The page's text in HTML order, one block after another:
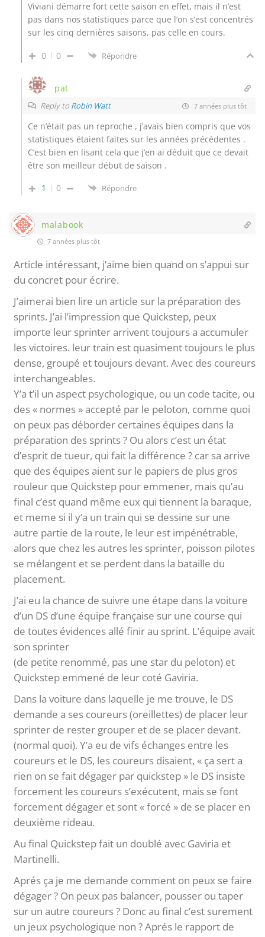
Viviani démarre fort cette saison en effet, mais il n’est
pas dans nos statistiques parce que l’on s’est concentrés
sur les cinq dernières saisons, pas celle en cours.
0 0 Répondre
pat
Reply to Robin Watt 7 années plus tôt
Ce n’était pas un reproche , j’avais bien compris que vos
statistiques étaient faites sur les années précédentes .
C’est bien en lisant cela que j’en ai déduit que ce devait
être son meilleur début de saison .
1
0 Répondre
malabook
7 années plus tôt
Article intéressant, j’aime bien quand on s’appui sur
du concret pour écrire.
J’aimerai bien lire un article sur la préparation des
sprints. J’ai l’impression que Quickstep, peux
importe leur sprinter arrivent toujours a accumuler
les victoires. leur train est quasiment toujours le plus
dense, groupé et toujours devant. Avec des coureurs
interchangeables.
Y’a t’il un aspect psychologique, ou un code tacite, ou
des « normes » accepté par le peloton, comme quoi
on peux pas déborder certaines équipes dans la
préparation des sprints ? Ou alors c’est un état
d’esprit de tueur, qui fait la différence ? car sa arrive
que des équipes aient sur le papiers de plus gros
rouleur que Quickstep pour emmener, mais qu’au
final c’est quand même eux qui tiennent la baraque,
et meme si il y’a un train qui se dessine sur une
autre partie de la route, le leur est impénétrable,
alors que chez les autres les sprinter, poisson pilotes
se mélangent et se perdent dans la bataille du
placement.
J’ai eu la chance de suivre une étape dans la voiture
d’un DS d’une équipe française sur une course qui
de toutes évidences allé finir au sprint. L’équipe avait
son sprinter
(de petite renommé, pas une star du peloton) et
Quickstep emmené de leur coté Gaviria.
Dans la voiture dans laquelle je me trouve, le DS
demande a ses coureurs (oreillettes) de placer leur
sprinter de rester grouper et de se placer devant.
(normal quoi). Y’a eu de vifs échanges entre les
coureurs et le DS, les coureurs disaient, « ça sert a
rien on se fait dégager par quickstep » le DS insiste
forcement les coureurs s’exécutent, mais se font
forcement dégager et sont « forcé » de se placer en
deuxième rideau.
Au final Quickstep fait un doublé avec Gaviria et
Martinelli.
Aprés ça je me demande comment on peux se faire
dégager ? On peux pas balancer, pousser ou taper
sur un autre coureurs ? Donc au final c’est surement
un jeux psychologique non ? Aprés le rapport de